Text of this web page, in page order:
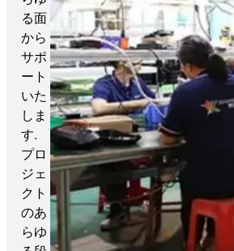
る面
から
サポ
ート
いた
しま
す.
プロ
ジェ
クト
のあ
らゆ